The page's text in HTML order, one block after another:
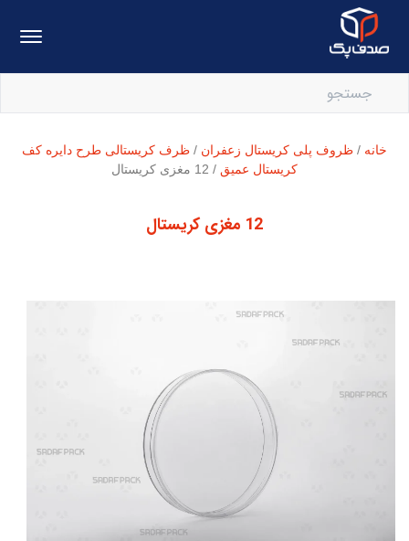
12 مغزی کریستال
خانه / ظروف پلی کریستال زعفران / ظرف کریستالی طرح دایره کف
کریستال عمیق / 12 مغزی کریستال